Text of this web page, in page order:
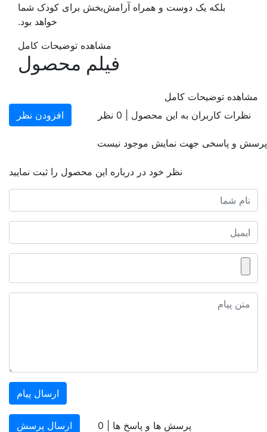
بلکه یک دوست و همراه آرامش‌بخش برای کودک شما
خواهد بود.
مشاهده توضیحات کامل
فیلم محصول
مشاهده توضیحات کامل
نظرات کاربران به این محصول | 0 نظر افزودن نظر
پرسش و پاسخی جهت نمایش موجود نیست
نظر خود در درباره این محصول را ثبت نمایید
ارسال پیام
پرسش ها و پاسخ ها | 0 ارسال پرسش